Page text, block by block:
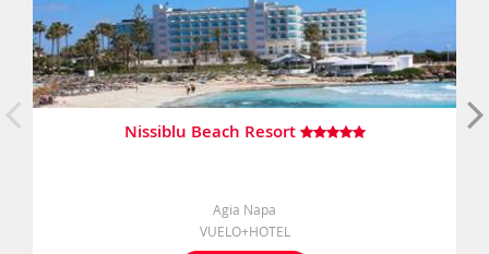
Nissiblu Beach Resort
Agia Napa
VUELO+HOTEL